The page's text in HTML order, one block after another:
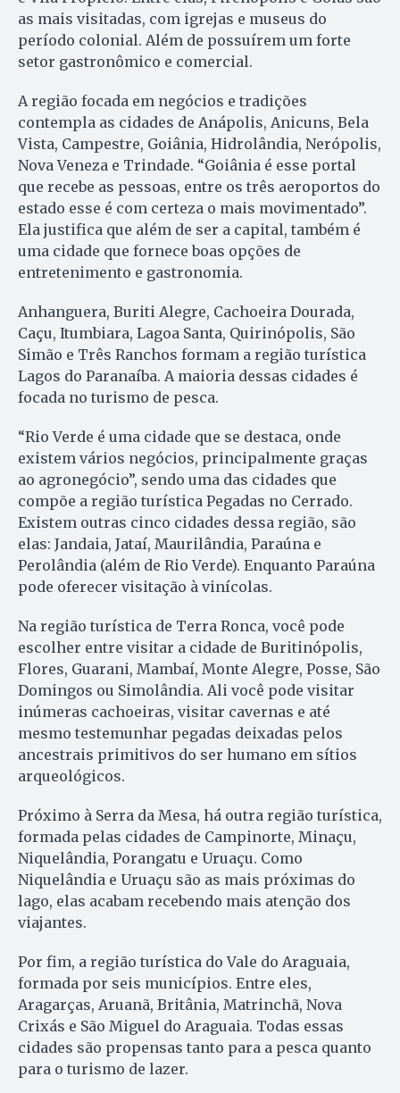
as mais visitadas, com igrejas e museus do
período colonial. Além de possuírem um forte
setor gastronômico e comercial.
A região focada em negócios e tradições
contempla as cidades de Anápolis, Anicuns, Bela
Vista, Campestre, Goiânia, Hidrolândia, Nerópolis,
Nova Veneza e Trindade. “Goiânia é esse portal
que recebe as pessoas, entre os três aeroportos do
estado esse é com certeza o mais movimentado”.
Ela justifica que além de ser a capital, também é
uma cidade que fornece boas opções de
entretenimento e gastronomia.
Anhanguera, Buriti Alegre, Cachoeira Dourada,
Caçu, Itumbiara, Lagoa Santa, Quirinópolis, São
Simão e Três Ranchos formam a região turística
Lagos do Paranaíba. A maioria dessas cidades é
focada no turismo de pesca.
“Rio Verde é uma cidade que se destaca, onde
existem vários negócios, principalmente graças
ao agronegócio”, sendo uma das cidades que
compõe a região turística Pegadas no Cerrado.
Existem outras cinco cidades dessa região, são
elas: Jandaia, Jataí, Maurilândia, Paraúna e
Perolândia (além de Rio Verde). Enquanto Paraúna
pode oferecer visitação à vinícolas.
Na região turística de Terra Ronca, você pode
escolher entre visitar a cidade de Buritinópolis,
Flores, Guarani, Mambaí, Monte Alegre, Posse, São
Domingos ou Simolândia. Ali você pode visitar
inúmeras cachoeiras, visitar cavernas e até
mesmo testemunhar pegadas deixadas pelos
ancestrais primitivos do ser humano em sítios
arqueológicos.
Próximo à Serra da Mesa, há outra região turística,
formada pelas cidades de Campinorte, Minaçu,
Niquelândia, Porangatu e Uruaçu. Como
Niquelândia e Uruaçu são as mais próximas do
lago, elas acabam recebendo mais atenção dos
viajantes.
Por fim, a região turística do Vale do Araguaia,
formada por seis municípios. Entre eles,
Aragarças, Aruanã, Britânia, Matrinchã, Nova
Crixás e São Miguel do Araguaia. Todas essas
cidades são propensas tanto para a pesca quanto
para o turismo de lazer.